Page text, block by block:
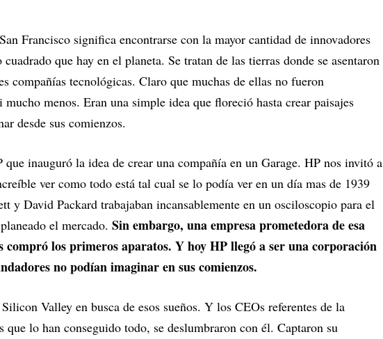
Francisco significa encontrarse con la mayor cantidad de innovadores
que hay en el planeta. Se tratan de las tierras donde se asentaron
compañías tecnológicas. Claro que muchas de ellas no fueron
menos. Eran una simple idea que floreció hasta crear paisajes
desde sus comienzos.
que inauguró la idea de crear una compañía en un Garage. HP nos invitó a
ver como todo está tal cual se lo podía ver en un día mas de 1939
y David Packard trabajaban incansablemente en un osciloscopio para el
el mercado. Sin embargo, una empresa prometedora de esa
compró los primeros aparatos. Y hoy HP llegó a ser una corporación
no podían imaginar en sus comienzos.
Valley en busca de esos sueños. Y los CEOs referentes de la
que lo han conseguido todo, se deslumbraron con él. Captaron su